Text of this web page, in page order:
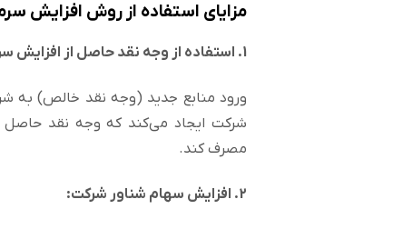
مزایای استفاده از روش افزایش
1. استفاده از وجه نقد حاصل از افزایش سرمایه در پروژه‌ها و اهداف بلندمدت موردنظر شرکت:
ورود منابع جدید (وجه نقد خالص) به
شرکت ایجاد می‌کند که وجه نقد حاصل
مصرف کند.
2. افزایش سهام شناور شرکت: